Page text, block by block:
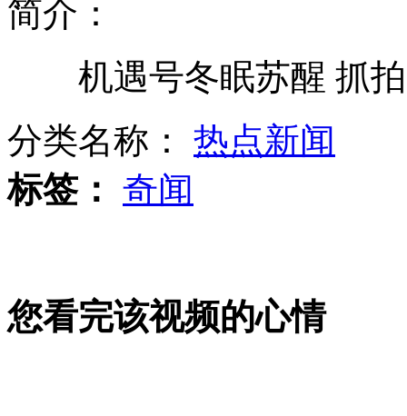
非洲裔妇女发型大赛展示传统之美
刘翔出征尤金站 奥运对手全到齐
700亿项目获批 市长热吻批文
简介：
机遇号冬眠苏醒 抓拍
分类名称： 热点新闻
标签： 奇闻
您看完该视频的心情